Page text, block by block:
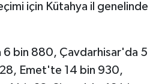
için Kütahya il genelinde
6 bin 880, Çavdarhisar'da 5
Emet'te 14 bin 930,